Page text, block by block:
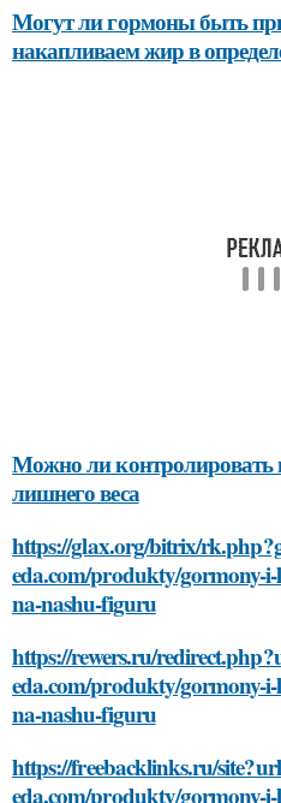
Могут ли гормоны быть
накапливаем жир в
Можно ли
лишнего веса
https://glax.org/bitrix/
eda.com/produkty/gormony-
na-nashu-figuru
https://rewers.ru/
eda.com/produkty/gormony-
na-nashu-figuru
https://freebacklinks.ru/
eda.com/produkty/gormony-